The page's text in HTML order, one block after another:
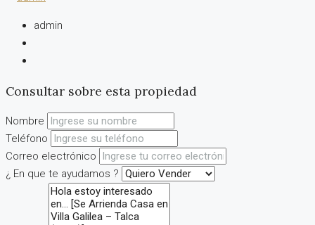
admin
Consultar sobre esta propiedad
Nombre
Teléfono
Correo electrónico
¿ En que te ayudamos ?